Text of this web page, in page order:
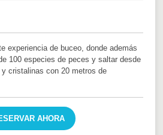
experiencia de buceo, donde además
100 especies de peces y saltar desde
cristalinas con 20 metros de
AHORA